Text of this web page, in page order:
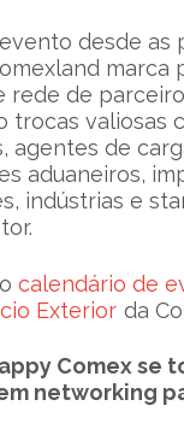
desde as
marca
rede de
trocas valiosas
agentes de
aduaneiros,
indústrias e
calendário de
Exterior da
Comex se
networking